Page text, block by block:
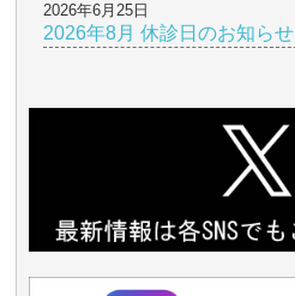
2026年6月25日
2026年8月 休診日のお知らせ